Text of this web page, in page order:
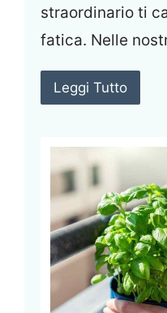
straordinario ti
fatica. Nelle
Leggi Tutto